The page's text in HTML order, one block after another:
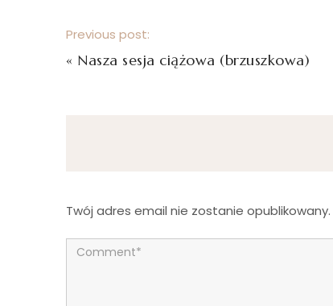
Previous post:
« Nasza sesja ciążowa (brzuszkowa)
Twój adres email nie zostanie opublikowany.